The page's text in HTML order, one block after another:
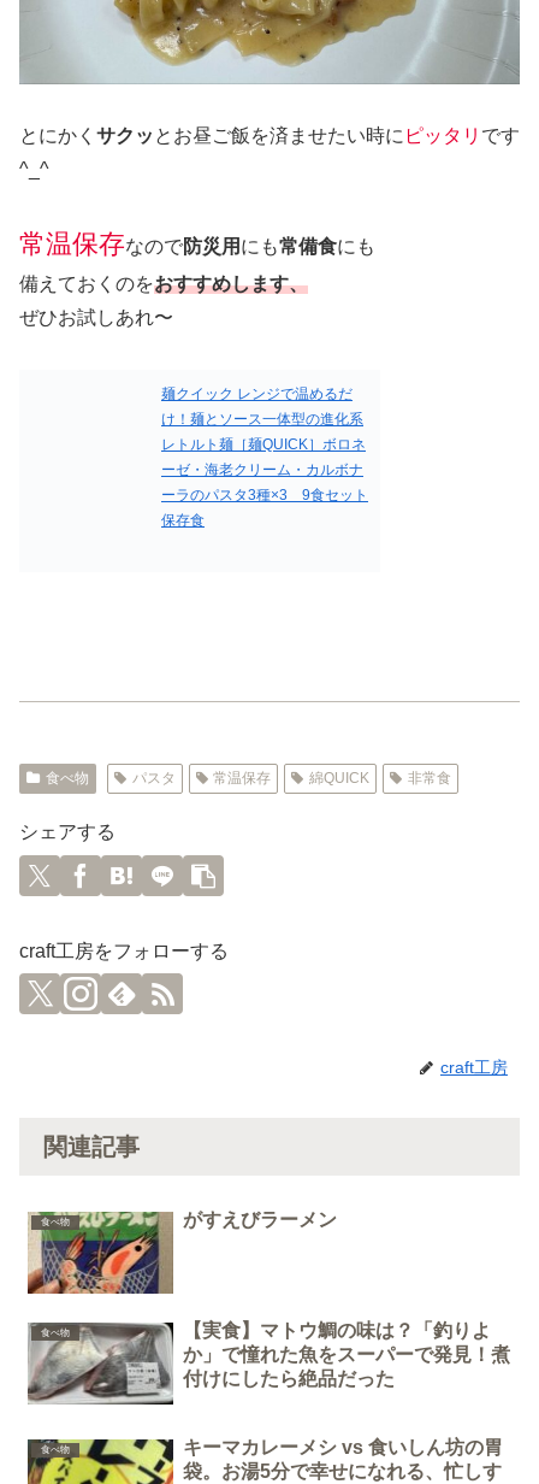
とにかく サクッ とお昼ご飯を済ませたい時に ピッタリ です
^_^
常温保存なので防災用 にも常備食にも
備えておくのをおすすめします、
ぜひお試しあれ〜
麺クイック レンジで温めるだ
け！麺とソース一体型の進化系
レトルト麺［麺QUICK］ボロネ
ーゼ・海老クリーム・カルボナ
ーラのパスタ3種×3 9食セット
保存食
食べ物 パスタ 常温保存 綿QUICK 非常食
シェアする
craft工房をフォローする
craft工房
関連記事
食べ物 がすえびラーメン
食べ物
【実食】マトウ鯛の味は？「釣りよ
か」で憧れた魚をスーパーで発見！煮
付けにしたら絶品だった
食べ物
キーマカレーメシ vs 食いしん坊の胃
袋。お湯5分で幸せになれる、忙しす